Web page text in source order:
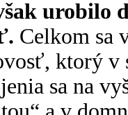
urobilo
Celkom sa
ktorý v
sa na